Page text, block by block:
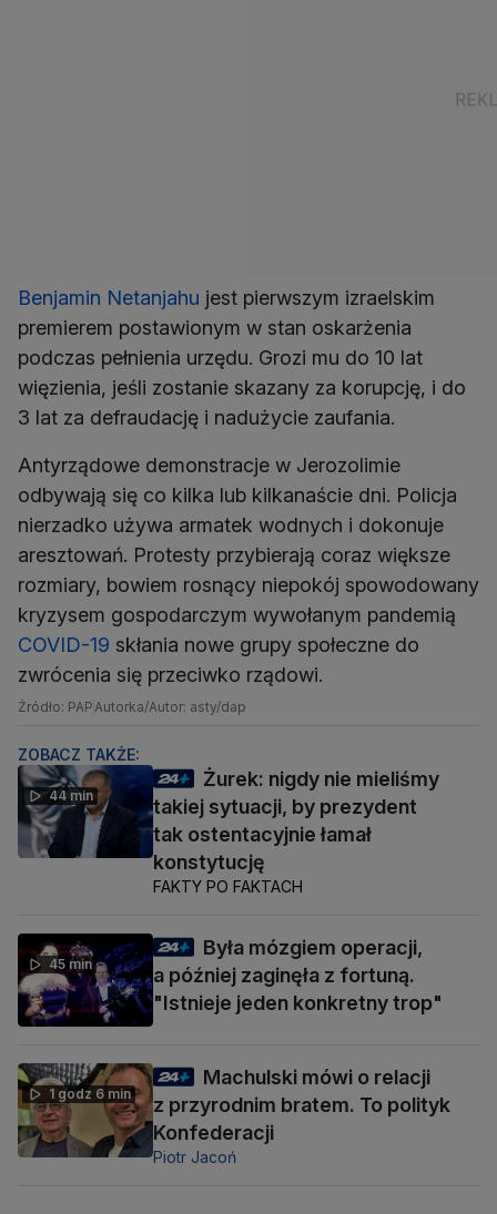
Benjamin Netanjahu jest pierwszym izraelskim
premierem postawionym w stan oskarżenia
podczas pełnienia urzędu. Grozi mu do 10 lat
więzienia, jeśli zostanie skazany za korupcję, i do
3 lat za defraudację i nadużycie zaufania.
Antyrządowe demonstracje w Jerozolimie
odbywają się co kilka lub kilkanaście dni. Policja
nierzadko używa armatek wodnych i dokonuje
aresztowań. Protesty przybierają coraz większe
rozmiary, bowiem rosnący niepokój spowodowany
kryzysem gospodarczym wywołanym pandemią
COVID-19 skłania nowe grupy społeczne do
zwrócenia się przeciwko rządowi.
Źródło: PAPAutorka/Autor: asty/dap
ZOBACZ TAKŻE:
44 min
Żurek: nigdy nie mieliśmy
takiej sytuacji, by prezydent
tak ostentacyjnie łamał
konstytucję
FAKTY PO FAKTACH
45 min
Była mózgiem operacji,
a później zaginęła z fortuną.
"Istnieje jeden konkretny trop"
1 godz 6 min
Machulski mówi o relacji
z przyrodnim bratem. To polityk
Konfederacji
Piotr Jacoń